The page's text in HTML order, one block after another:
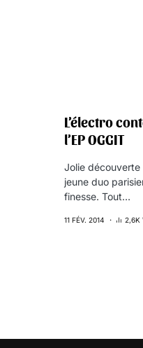
L’électro
l’EP OGGIT
Jolie découverte
jeune duo
finesse. Tout…
11 FÉV. 2014 2,6K